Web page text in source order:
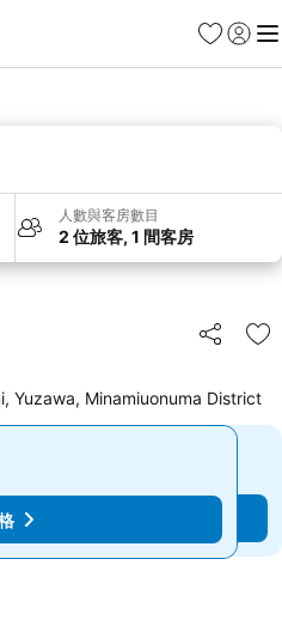
收藏夾
登入 選
人數與客房數目
2 位旅客, 1 間客房
分享
放
Yuzawa, Minamiuonuma District
格